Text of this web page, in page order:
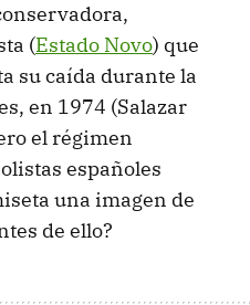
(Estado Novo) que
su caída durante la
en 1974 (Salazar
el régimen
españoles
una imagen de
de ello?